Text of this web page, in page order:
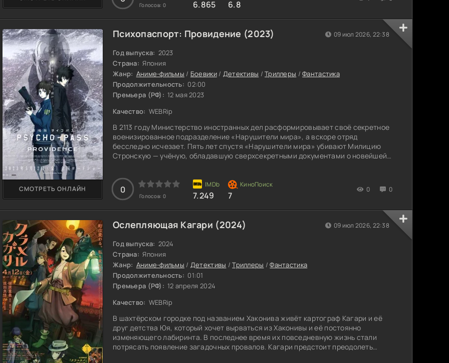
Голосов: 0 6.865 6.8
Психопаспорт: Провидение (2023)
Год выпуска: 2023
Страна: Япония
Жанр: Аниме-фильмы / Боевики/ Детективы /Триллеры /Фантастика
Продолжительность: 02:00
Премьера (РФ): 12 мая 2023
Качество: WEBRip
В 2113 году Министерство иностранных дел расформировывает своё секретное
военизированное подразделение «Нарушители мира», а вскоре отряд
бесследно исчезает. Пять лет спустя «Нарушители мира» убивают Милицию
Стронскую — учёную, обладавшую сверхсекретными документами о новейшей
СМОТРЕТЬ ОНЛАЙН 0
Голосов: 0 7.249 7
0 0
09 июл 2026, 22:38
Ослепляющая Кагари (2024)
Год выпуска: 2024
Страна: Япония
Жанр: Аниме-фильмы / Детективы /Триллеры /Фантастика
Продолжительность: 01:01
Премьера (РФ): 12 апреля 2024
Качество: WEBRip
В шахтёрском городке под названием Хаконива живёт картограф Кагари и её
друг детства Юя, который хочет вырваться из Хаконивы и её постоянно
изменяющего лабиринта. В последнее время их повседневную жизнь стали
потрясать появление загадочных провалов. Кагари предстоит преодолеть
09 июл 2026, 22:38